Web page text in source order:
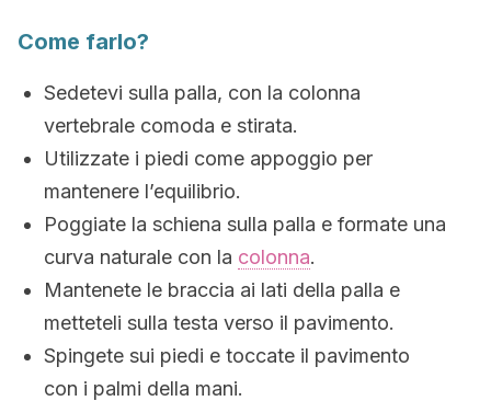
Come farlo?
Sedetevi sulla palla, con la colonna
vertebrale comoda e stirata.
Utilizzate i piedi come appoggio per
mantenere l’equilibrio.
Poggiate la schiena sulla palla e formate una
curva naturale con la colonna.
Mantenete le braccia ai lati della palla e
metteteli sulla testa verso il pavimento.
Spingete sui piedi e toccate il pavimento
con i palmi della mani.